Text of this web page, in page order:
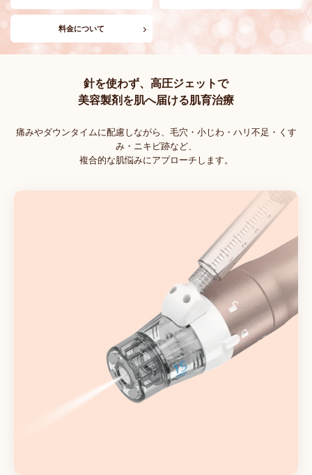
料金について
針を使わず、高圧ジェットで
美容製剤を肌へ届ける肌育治療
痛みやダウンタイムに配慮しながら、 毛穴・小じわ・ハリ不足・くす
み・ニキビ跡など、
複合的な肌悩みにアプローチします。